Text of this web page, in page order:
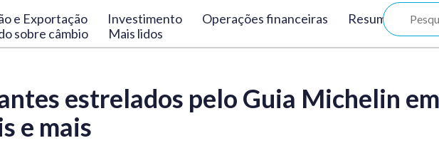
e Exportação Investimento Operações financeiras
Resumo
sobre câmbio Mais lidos
estrelados pelo Guia Michelin em
e mais